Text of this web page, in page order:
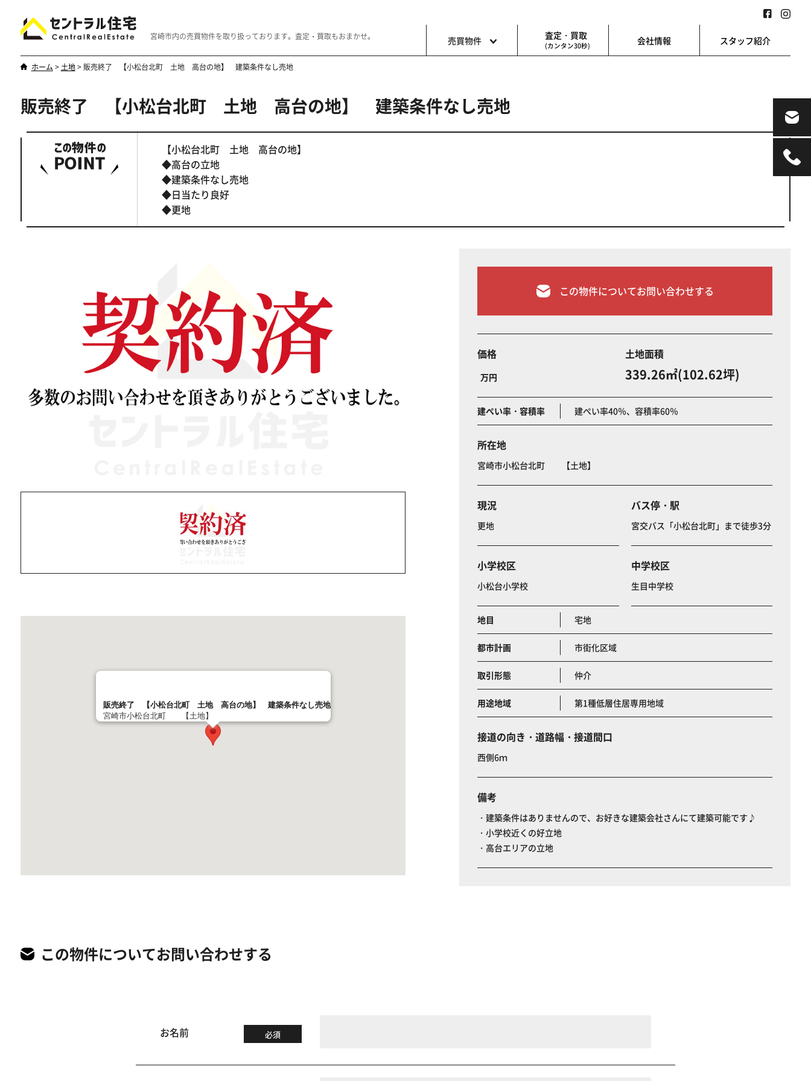
宮崎市内の売買物件を取り扱っております。査定・買取もおまかせ。 売買物件 査定・買取
(カンタン30秒) 会社情報 スタッフ紹介
やはり一戸建てが一番
ホーム > 土地> 販売終了 【小松台北町 土地 高台の地】 建築条件なし売地
販売終了 【小松台北町 土地 高台の地】 建築条件なし売地
【小松台北町 土地 高台の地】
◆高台の立地
◆建築条件なし売地
◆日当たり良好
◆更地
販売終了 【小松台北町 土地 高台の地】 建築条件なし売地
宮崎市小松台北町 【土地】
この物件についてお問い合わせする
価格
万円
土地面積
339.26㎡(102.62坪)
建ぺい率・容積率 建ぺい率40％、容積率60％
所在地
宮崎市小松台北町 【土地】
現況
更地
バス停・駅
宮交バス「小松台北町」まで徒歩3分
小学校区
小松台小学校
中学校区
生目中学校
地目 宅地
都市計画 市街化区域
取引形態 仲介
用途地域 第1種低層住居専用地域
接道の向き・道路幅・接道間口
西側6ｍ
備考
・建築条件はありませんので、お好きな建築会社さんにて建築可能です♪
・小学校近くの好立地
・高台エリアの立地
この物件についてお問い合わせする
お名前 必須